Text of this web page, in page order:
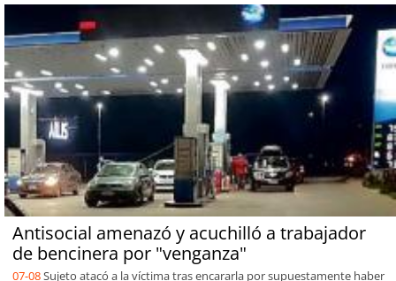
Antisocial amenazó y acuchilló a trabajador
de bencinera por "venganza"
07-08Sujeto atacó a la víctima tras encararla por supuestamente haber